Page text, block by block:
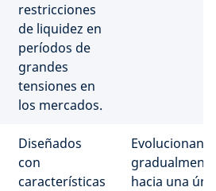
restricciones
de liquidez en
períodos de
grandes
tensiones en
los mercados.
Diseñados
con
características
gradualmente
hacia una